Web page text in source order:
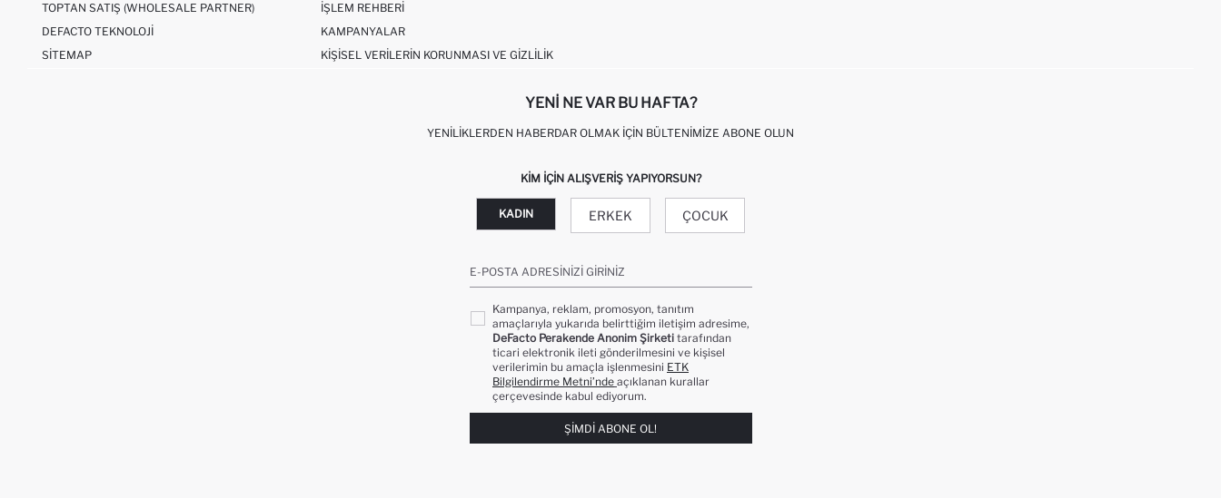
TOPTAN SATIŞ (WHOLESALE PARTNER)
DEFACTO TEKNOLOJI
SITEMAP
İŞLEM REHBERI
KAMPANYALAR
KIŞISEL VERILERIN KORUNMASI VE GIZLILIK
YENI NE VAR BU HAFTA?
YENILIKLERDEN HABERDAR OLMAK İÇIN BÜLTENIMIZE ABONE OLUN
KIM IÇIN ALIŞVERIŞ YAPIYORSUN?
KADIN ERKEK ÇOCUK
E-POSTA ADRESINIZI GIRINIZ
Kampanya, reklam, promosyon, tanıtım
amaçlarıyla yukarıda belirttiğim iletişim adresime,
DeFacto Perakende Anonim Şirketi tarafından
ticari elektronik ileti gönderilmesini ve kişisel
verilerimin bu amaçla işlenmesini ETK
Bilgilendirme Metni’nde açıklanan kurallar
çerçevesinde kabul ediyorum.
ŞIMDI ABONE OL!